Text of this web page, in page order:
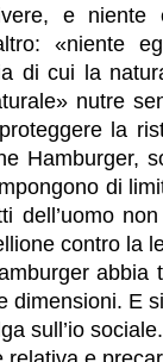
e
«niente
di cui la
nutre
la
Hamburger,
di
dell’uomo
contro la
abbia
dimensioni. E
sull’io sociale.